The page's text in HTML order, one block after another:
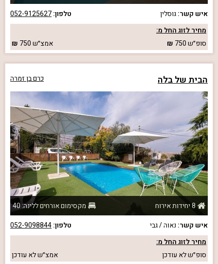
איש קשר:גוסלין טלפון:052-9125627
מחיר לזוג החל מ:
סופ״ש750 אמצ״ש750
הבית של בלה כרם בן זמרה
8 יחידות אירוח
מקסימום אורחים ללינה: 40
איש קשר: נאוה / גבי טלפון:052-9098844
מחיר לזוג החל מ:
סופ״שלא עודכן אמצ״שלא עודכן